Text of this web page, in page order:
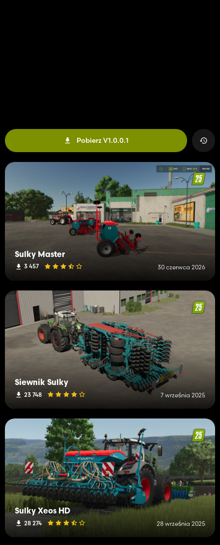
Pobierz V1.0.0.1
Sulky Master
3 457 30 czerwca 2026
Siewnik Sulky
23 748 7 września 2025
Sulky Xeos HD
28 274 28 września 2025